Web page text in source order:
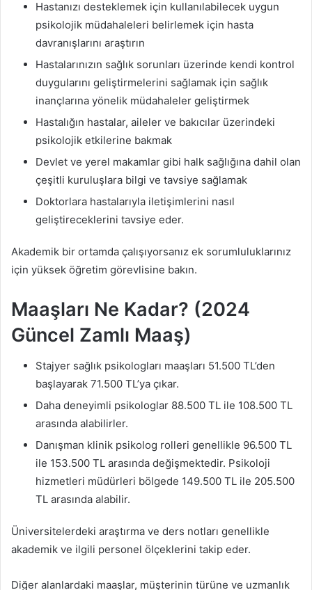
Hastanızı desteklemek için kullanılabilecek uygun
psikolojik müdahaleleri belirlemek için hasta
davranışlarını araştırın
Hastalarınızın sağlık sorunları üzerinde kendi kontrol
duygularını geliştirmelerini sağlamak için sağlık
inançlarına yönelik müdahaleler geliştirmek
Hastalığın hastalar, aileler ve bakıcılar üzerindeki
psikolojik etkilerine bakmak
Devlet ve yerel makamlar gibi halk sağlığına dahil olan
çeşitli kuruluşlara bilgi ve tavsiye sağlamak
Doktorlara hastalarıyla iletişimlerini nasıl
geliştireceklerini tavsiye eder.
Akademik bir ortamda çalışıyorsanız ek sorumluluklarınız
için yüksek öğretim görevlisine bakın.
Maaşları Ne Kadar? (2024
Güncel Zamlı Maaş)
Stajyer sağlık psikologları maaşları 51.500 TL’den
başlayarak 71.500 TL’ya çıkar.
Daha deneyimli psikologlar 88.500 TL ile 108.500 TL
arasında alabilirler.
Danışman klinik psikolog rolleri genellikle 96.500 TL
ile 153.500 TL arasında değişmektedir. Psikoloji
hizmetleri müdürleri bölgede 149.500 TL ile 205.500
TL arasında alabilir.
Üniversitelerdeki araştırma ve ders notları genellikle
akademik ve ilgili personel ölçeklerini takip eder.
Diğer alanlardaki maaşlar, müşterinin türüne ve uzmanlık